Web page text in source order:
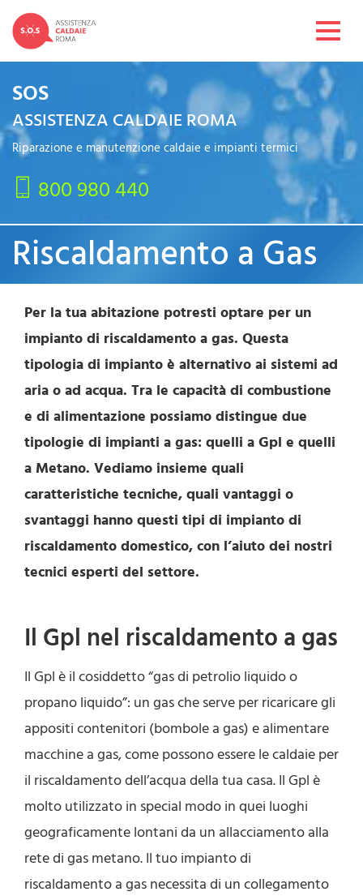
SOS
ASSISTENZA CALDAIE ROMA
Riparazione e manutenzione caldaie e impianti termici
800 980 440
Riscaldamento a Gas
Per la tua abitazione potresti optare per un
impianto di riscaldamento a gas. Questa
tipologia di impianto è alternativo ai sistemi ad
aria o ad acqua. Tra le capacità di combustione
e di alimentazione possiamo distingue due
tipologie di impianti a gas: quelli a Gpl e quelli
a Metano. Vediamo insieme quali
caratteristiche tecniche, quali vantaggi o
svantaggi hanno questi tipi di impianto di
riscaldamento domestico, con l’aiuto dei nostri
tecnici esperti del settore.
Il Gpl nel riscaldamento a gas
Il Gpl è il cosiddetto “gas di petrolio liquido o
propano liquido”: un gas che serve per ricaricare gli
appositi contenitori (bombole a gas) e alimentare
macchine a gas, come possono essere le caldaie per
il riscaldamento dell’acqua della tua casa. Il Gpl è
molto utilizzato in special modo in quei luoghi
geograficamente lontani da un allacciamento alla
rete di gas metano. Il tuo impianto di
riscaldamento a gas necessita di un collegamento